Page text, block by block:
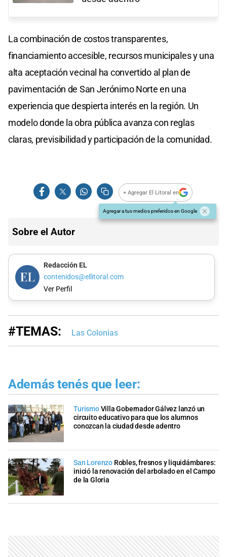
La combinación de costos transparentes,
financiamiento accesible, recursos municipales y una
alta aceptación vecinal ha convertido al plan de
pavimentación de San Jerónimo Norte en una
experiencia que despierta interés en la región. Un
modelo donde la obra pública avanza con reglas
claras, previsibilidad y participación de la comunidad.
+ Agregar El Litoral en
Agregar a tus medios preferidos en Google
Sobre el Autor
Redacción EL
contenidos@ellitoral.com
Ver Perfil
#TEMAS: Las Colonias
Además tenés que leer:
TurismoVilla Gobernador Gálvez lanzó un
circuito educativo para que los alumnos
conozcan la ciudad desde adentro
San Lorenzo Robles, fresnos y liquidámbares:
inició la renovación del arbolado en el Campo
de la Gloria